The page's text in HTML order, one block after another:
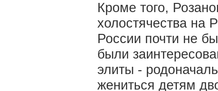
Кроме того,
холостячества на
России почти не
были
элиты -
жениться детям